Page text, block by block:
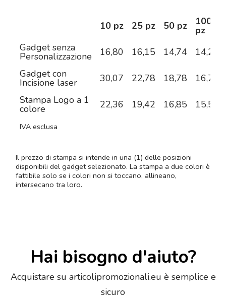
10 pz 25 pz 50 pz 100
pz
Gadget senza
Personalizzazione 16,80 16,15 14,74
14,20
Gadget con
Incisione laser 30,07 22,78 18,78
16,75
Stampa Logo a 1
colore 22,36 19,42 16,85 15,57
IVA esclusa
Il prezzo di stampa si intende in una (1) delle posizioni
disponibili del gadget selezionato. La stampa a due colori è
fattibile solo se i colori non si toccano, allineano,
intersecano tra loro.
Hai bisogno d'aiuto?
Acquistare su articolipromozionali.eu è semplice e
sicuro